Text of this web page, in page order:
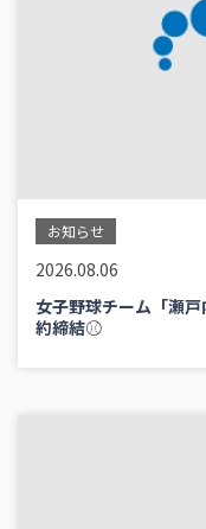
お知らせ
2026.08.06
女子野球チーム「瀬
約締結⚾